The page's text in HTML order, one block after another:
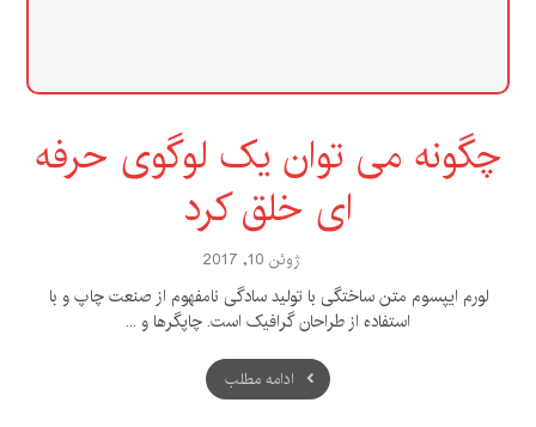
چگونه می توان یک لوگوی حرفه
ای خلق کرد
ژوئن 10, 2017
لورم ایپسوم متن ساختگی با تولید سادگی نامفهوم از صنعت چاپ و با
استفاده از طراحان گرافیک است. چاپگرها و ...
ادامه مطلب